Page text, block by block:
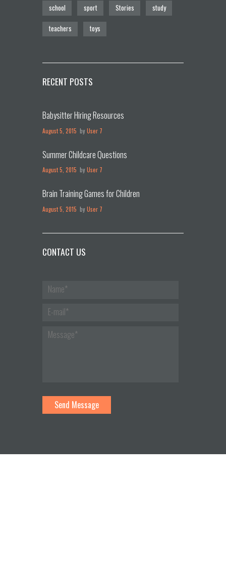
school sport Stories study
teachers toys
RECENT POSTS
Babysitter Hiring Resources
August 5, 2015 byUser 7
Summer Childcare Questions
August 5, 2015 byUser 7
Brain Training Games for Children
August 5, 2015 byUser 7
CONTACT US